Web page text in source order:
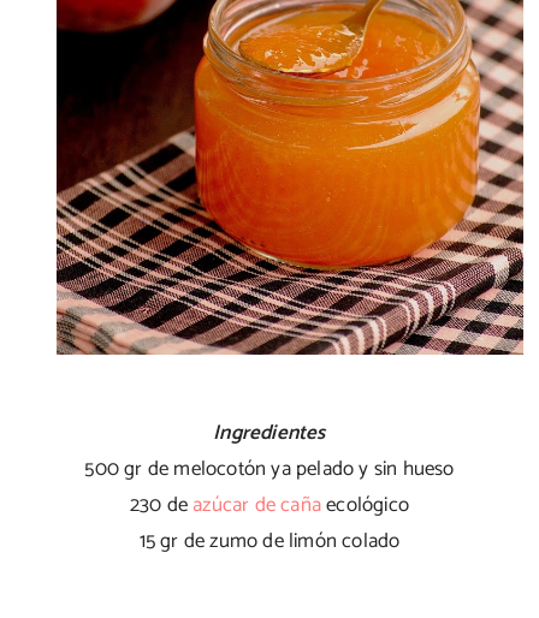
Ingredientes
500 gr de melocotón ya pelado y sin hueso
230 deazúcar de cañaecológico
15 gr de zumo de limón colado